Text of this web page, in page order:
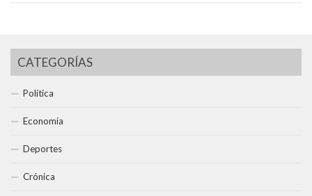
CATEGORÍAS
Política
Economía
Deportes
Crónica